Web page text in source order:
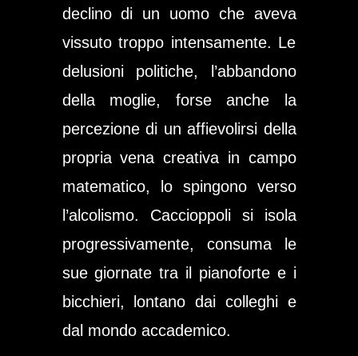
declino di un uomo che aveva
vissuto troppo intensamente. Le
delusioni politiche, l’abbandono
della moglie, forse anche la
percezione di un affievolirsi della
propria vena creativa in campo
matematico, lo spingono verso
l’alcolismo. Caccioppoli si isola
progressivamente, consuma le
sue giornate tra il pianoforte e i
bicchieri, lontano dai colleghi e
dal mondo accademico.